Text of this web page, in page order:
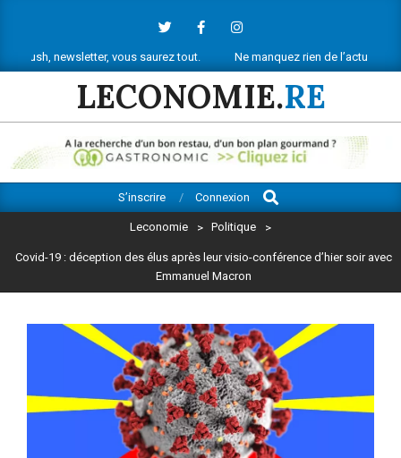
contentvous saurez tout. Ne manquez rien de l’actu économique
LECONOMIE.RE
Navigation
S’inscrire Connexion
Search
Leconomie > Politique >
Covid-19 : déception des élus après leur visio-conférence d’hier soir avec
Emmanuel Macron